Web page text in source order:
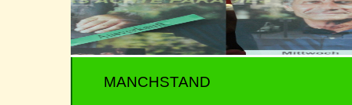
MANCHSTAND